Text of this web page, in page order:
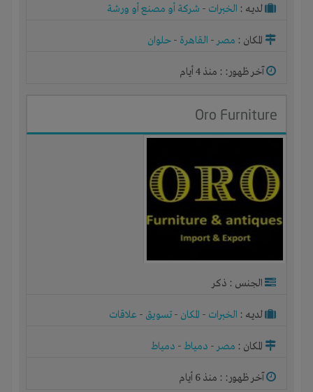
لديـه : الخبرات - شركة أو مصنع أو ورشة
المكان : مصر- القاهرة - حلوان
آخر ظهور: : منذ 4 أيام
Oro Furniture
الجنس : ذكر
لديـه : الخبرات - المكان - تسويق - علاقات
المكان : مصر- دمياط- دمياط
آخر ظهور: : منذ 6 أيام